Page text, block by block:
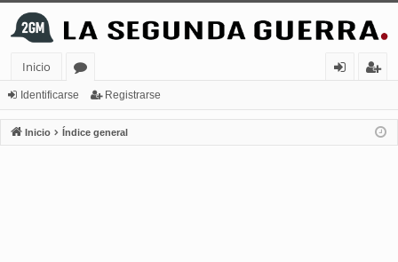
Inicio
or
os
nt
ifi
ist
ra
Identificarse Registrarse
Inicio Índice general